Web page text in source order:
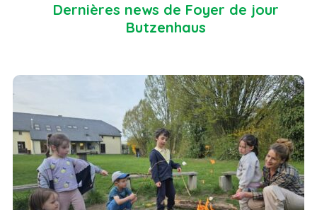
Dernières news de Foyer de jour
Butzenhaus